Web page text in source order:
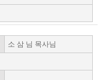
소 삼 님 목사님